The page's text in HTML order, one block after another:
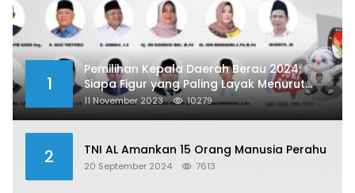
1
Pemilihan Kepala Daerah Berau 2024:
Siapa Figur yang Paling Layak Menurut
Publik?
11 November 2023 10279
2 TNI AL Amankan 15 Orang Manusia Perahu
20 September 2024 7613